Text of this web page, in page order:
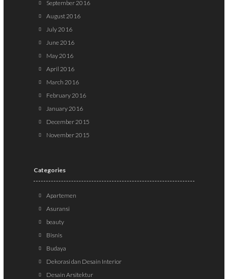
September 2016
August 2016
July 2016
June 2016
May 2016
April 2016
March 2016
February 2016
January 2016
December 2015
November 2015
Categories
Apartemen
Asuransi
beauty
Bisnis
Budaya
Dekorasi dan Desain Interior
Desain Arsitektur